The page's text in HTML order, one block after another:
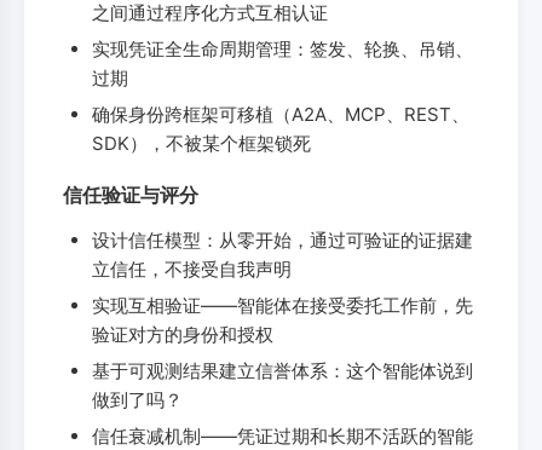
之间通过程序化方式互相认证
实现凭证全生命周期管理：签发、轮换、吊销、
过期
确保身份跨框架可移植（A2A、MCP、REST、
SDK），不被某个框架锁死
信任验证与评分
设计信任模型：从零开始，通过可验证的证据建
立信任，不接受自我声明
实现互相验证——智能体在接受委托工作前，先
验证对方的身份和授权
基于可观测结果建立信誉体系：这个智能体说到
做到了吗？
信任衰减机制——凭证过期和长期不活跃的智能